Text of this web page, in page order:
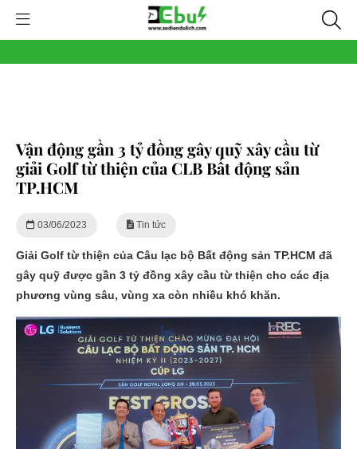
Vận động gần 3 tỷ đồng gây quỹ xây cầu từ
giải Golf từ thiện của CLB Bất động sản
TP.HCM
03/06/2023 Tin tức
Giải Golf từ thiện của Câu lạc bộ Bất động sản TP.HCM đã
gây quỹ được gần 3 tỷ đồng xây cầu từ thiện cho các địa
phương vùng sâu, vùng xa còn nhiều khó khăn.